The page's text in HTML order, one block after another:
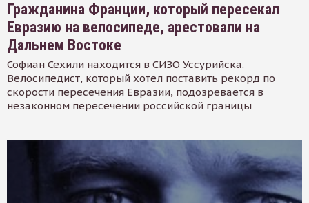
Гражданина Франции, который пересекал
Евразию на велосипеде, арестовали на
Дальнем Востоке
Софиан Сехили находится в СИЗО Уссурийска.
Велосипедист, который хотел поставить рекорд по
скорости пересечения Евразии, подозревается в
незаконном пересечении российской границы